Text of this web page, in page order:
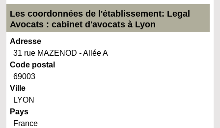
Les coordonnées de l'établissement: Legal
Avocats : cabinet d'avocats à Lyon
Adresse
31 rue MAZENOD - Allée A
Code postal
69003
Ville
LYON
Pays
France